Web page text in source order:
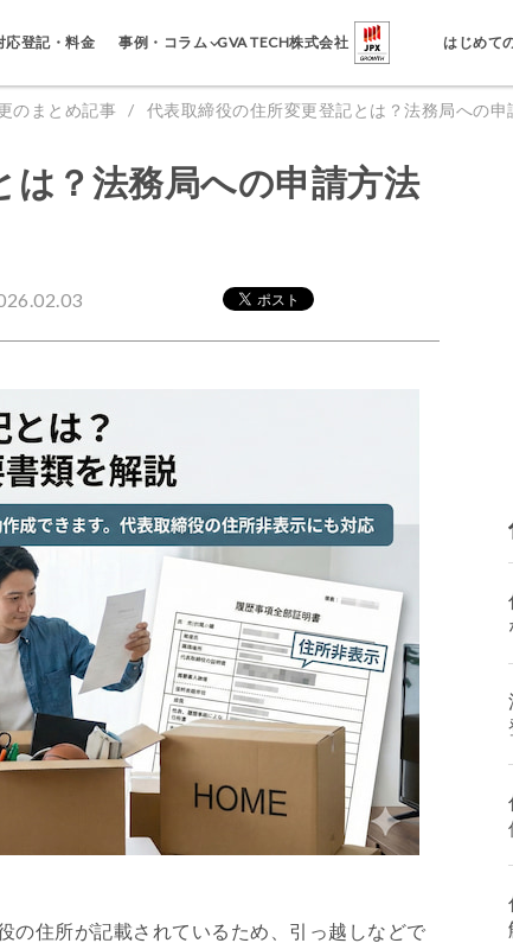
応登記・料金 事例・コラム GVA TECH株式会社 はじめて
のまとめ記事 代表取締役の住所変更登記とは？法務局への申
は？法務局への申請方法
の住所が記載されているため、引っ越しなどで